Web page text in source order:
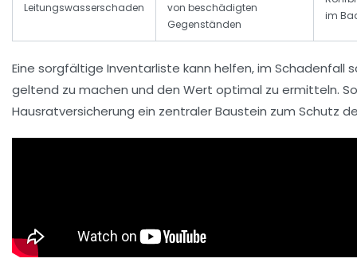
Leitungswasserschaden
von beschädigten
Gegenständen
im
Eine sorgfältige Inventarliste kann helfen, im Schadenfall
geltend zu machen und den Wert optimal zu ermitteln.
Hausratversicherung ein zentraler Baustein zum Schutz